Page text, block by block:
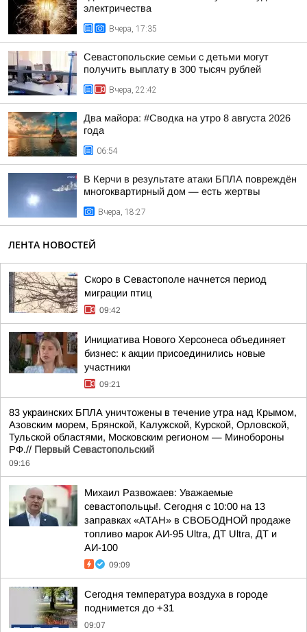
электричества
Вчера, 17:35
Севастопольские семьи с детьми могут
получить выплату в 300 тысяч рублей
Вчера, 22:42
Два майора: #Сводка на утро 8 августа 2026
года
06:54
В Керчи в результате атаки БПЛА повреждён
многоквартирный дом — есть жертвы
Вчера, 18:27
ЛЕНТА НОВОСТЕЙ
Скоро в Севастополе начнется период
миграции птиц
09:42
Инициатива Нового Херсонеса объединяет
бизнес: к акции присоединились новые
участники
09:21
83 украинских БПЛА уничтожены в течение утра над Крымом,
Азовским морем, Брянской, Калужской, Курской, Орловской,
Тульской областями, Московским регионом — Минобороны
РФ.// Первый Севастопольский
09:16
Михаил Развожаев: Уважаемые
севастопольцы!. Сегодня с 10:00 на 13
заправках «АТАН» в СВОБОДНОЙ продаже
топливо марок АИ-95 Ultra, ДТ Ultra, ДТ и
АИ-100
09:09
Сегодня температура воздуха в городе
поднимется до +31
09:07